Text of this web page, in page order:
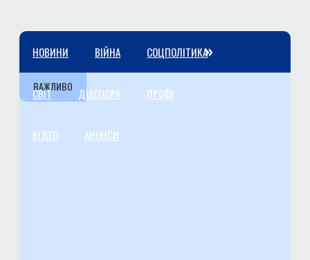
НОВИНИ ВІЙНА СОЦПОЛІТИКА
СВІТ ДІАСПОРА ПРОФІ
ВІДЕО АНОНСИ
»
ВАЖЛИВО